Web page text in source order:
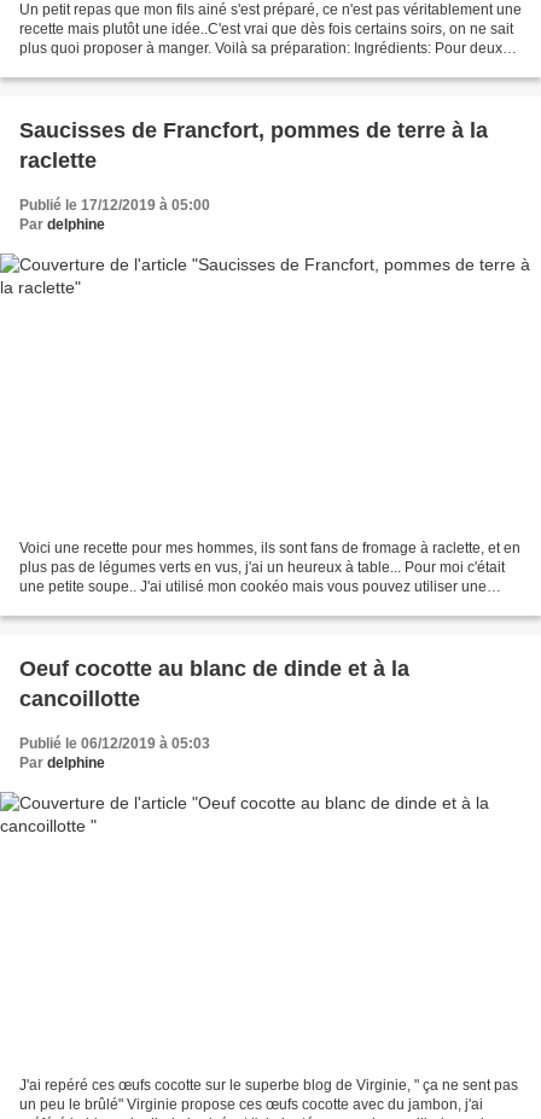
Un petit repas que mon fils ainé s'est préparé, ce n'est pas véritablement une
recette mais plutôt une idée..C'est vrai que dès fois certains soirs, on ne sait
plus quoi proposer à manger. Voilà sa préparation: Ingrédients: Pour deux
Saucisses de Francfort, pommes de terre à la
raclette
Publié le 17/12/2019 à 05:00
Par delphine
Voici une recette pour mes hommes, ils sont fans de fromage à raclette, et en
plus pas de légumes verts en vus, j'ai un heureux à table... Pour moi c'était
une petite soupe.. J'ai utilisé mon cookéo mais vous pouvez utiliser une
Oeuf cocotte au blanc de dinde et à la
cancoillotte
Publié le 06/12/2019 à 05:03
Par delphine
J'ai repéré ces œufs cocotte sur le superbe blog de Virginie, " ça ne sent pas
un peu le brûlé" Virginie propose ces œufs cocotte avec du jambon, j'ai